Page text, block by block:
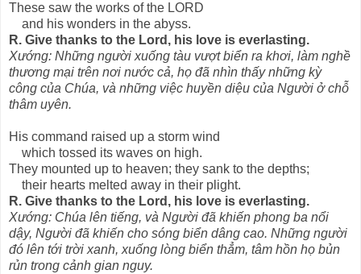
These saw the works of the LORD
and his wonders in the abyss.
R. Give thanks to the Lord, his love is everlasting.
Xướng: Những người xuống tàu vượt biển ra khơi, làm nghề
thương mại trên nơi nước cả, họ đã nhìn thấy những kỳ
công của Chúa, và những việc huyền diệu của Người ở chỗ
thâm uyên.
His command raised up a storm wind
which tossed its waves on high.
They mounted up to heaven; they sank to the depths;
their hearts melted away in their plight.
R. Give thanks to the Lord, his love is everlasting.
Xướng: Chúa lên tiếng, và Người đã khiến phong ba nổi
dậy, Người đã khiến cho sóng biển dâng cao. Những người
đó lên tới trời xanh, xuống lòng biển thẳm, tâm hồn họ bủn
rủn trong cảnh gian nguy.